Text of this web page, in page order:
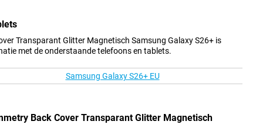
Transparant Glitter Magnetisch Samsung Galaxy S26+ is
met de onderstaande telefoons en tablets.
Samsung Galaxy S26+ EU
Back Cover Transparant Glitter Magnetisch